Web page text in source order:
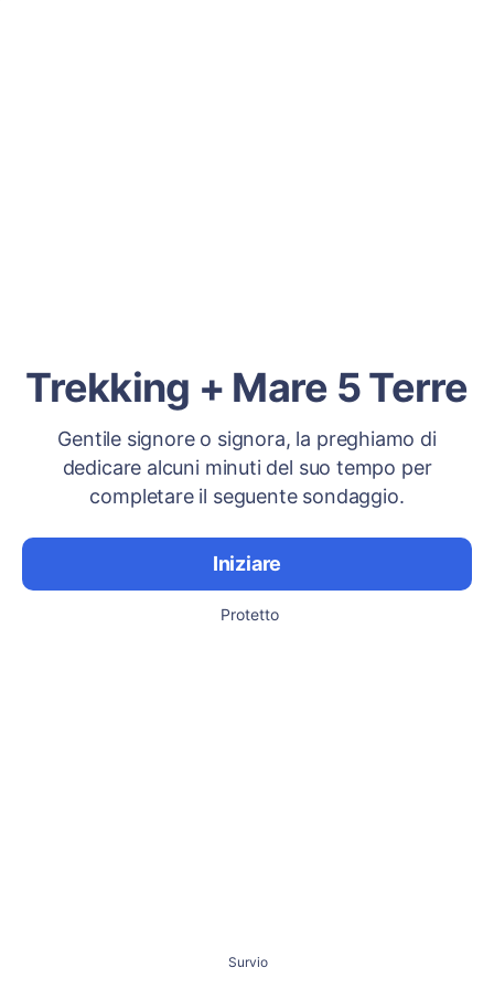
Trekking + Mare 5 Terre
Gentile signore o signora, la preghiamo di
dedicare alcuni minuti del suo tempo per
completare il seguente sondaggio.
Iniziare
Protetto
Survio